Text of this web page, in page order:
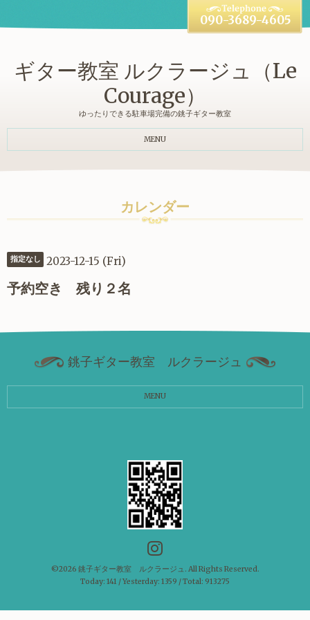
ギター教室 ルクラージュ（Le
Courage）
ゆったりできる駐車場完備の銚子ギター教室
090-3689-4605
MENU
カレンダー
指定なし 2023-12-15 (Fri)
予約空き 残り２名
銚子ギター教室 ルクラージュ
MENU
©2026 銚子ギター教室 ルクラージュ . All Rights Reserved.
Today: 141 / Yesterday: 1359 / Total: 913275